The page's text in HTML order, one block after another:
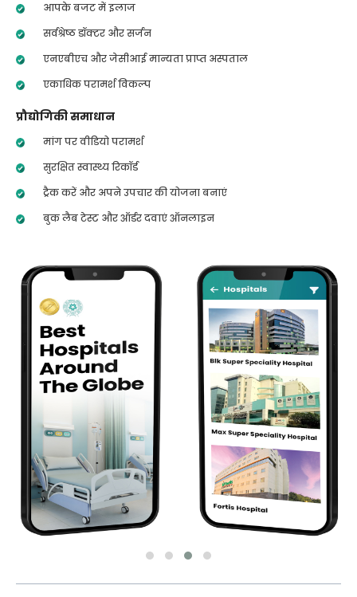
आपके बजट में इलाज
सर्वश्रेष्ठ डॉक्टर और सर्जन
एनएबीएच और जेसीआई मान्यता प्राप्त अस्पताल
एकाधिक परामर्श विकल्प
प्रौद्योगिकी समाधान
मांग पर वीडियो परामर्श
सुरक्षित स्वास्थ्य रिकॉर्ड
ट्रैक करें और अपने उपचार की योजना बनाएं
बुक लैब टेस्ट और ऑर्डर दवाएं ऑनलाइन